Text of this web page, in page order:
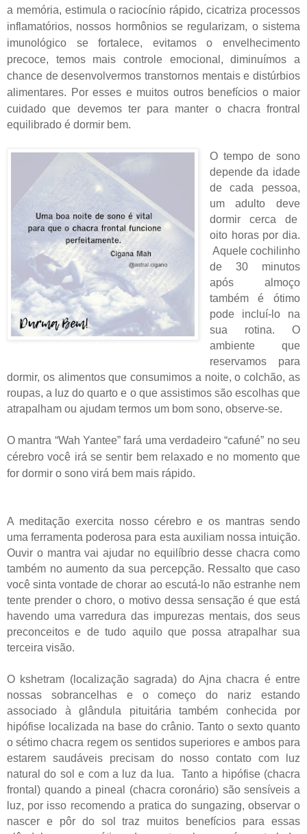
a memória, estimula o raciocínio rápido, cicatriza processos
inflamatórios, nossos hormônios se regularizam, o sistema
imunológico se fortalece, evitamos o envelhecimento
precoce, temos mais controle emocional, diminuímos a
chance de desenvolvermos transtornos mentais e distúrbios
alimentares. Por esses e muitos outros benefícios omaior
cuidado que devemos ter para manter o chacra frontral
equilibrado é dormir bem.
O tempo de sono
depende da idade
de cada pessoa,
um adulto deve
dormir cerca de
oito horas por dia.
Aquele cochilinho
de 30 minutos
após almoço
também é ótimo
pode incluí-lo na
sua rotina. O
ambiente que
reservamos para
dormir, os alimentos que consumimos a noite, o colchão, as
roupas, a luz do quarto e o que assistimos são escolhas que
atrapalham ou ajudam termos um bom sono, observe-se.
O mantra “Wah Yantee” fará uma verdadeiro “cafuné” no seu
cérebro você irá se sentir bem relaxado e no momento que
for dormir o sono virá bem mais rápido.
A meditação exercita nosso cérebro e os mantras sendo
uma ferramenta poderosa para esta auxiliam nossa intuição.
Ouvir o mantra vai ajudar no equilíbrio desse chacra como
também no aumento da sua percepção. Ressalto que caso
você sinta vontade de chorar ao escutá-lo não estranhe nem
tente prender o choro, o motivo dessa sensação é que está
havendo uma varredura das impurezas mentais, dos seus
preconceitos e de tudo aquilo que possa atrapalhar sua
terceira visão.
O kshetram (localização sagrada) do Ajna chacra é entre
nossas sobrancelhas e o começo do nariz estando
associado à glândula pituitária também conhecida por
hipófise localizada na base do crânio. Tanto o sexto quanto
o sétimo chacra regem os sentidos superiores e ambos para
estarem saudáveis precisam do nosso contato com luz
natural do sol e com a luz da lua.
Tanto a hipófise (chacra
frontal) quando a pineal (chacra coronário) são sensíveis a
luz, por isso recomendo a pratica do sungazing, observar o
nascer e pôr do sol traz muitos benefícios para essas